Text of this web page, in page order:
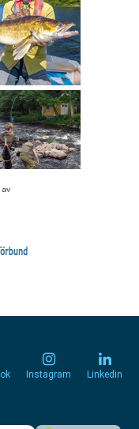
Instagram Linkedin